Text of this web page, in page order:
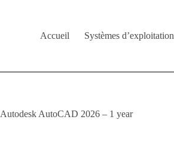
Accueil
Systèmes d’exploitation
Autodesk AutoCAD 2026 – 1 year